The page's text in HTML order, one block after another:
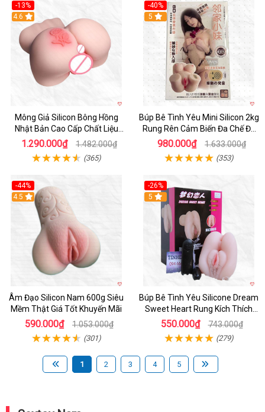
-13%
4.6
Mông Giả Silicon Bông Hồng
Nhật Bản Cao Cấp Chất Liệu
Mềm Mại
1.290.000₫ 1.482.000₫
(365)
-40%
5
Búp Bê Tình Yêu Mini Silicon 2kg
Rung Rên Cảm Biến Đa Chế Độ
Sành Điệu
980.000₫ 1.633.000₫
(353)
-44%
4.5
Âm Đạo Silicon Nam 600g Siêu
Mềm Thật Giá Tốt Khuyến Mãi
590.000₫ 1.053.000₫
(301)
-26%
Hot
5
Búp Bê Tình Yêu Silicone Dream
Sweet Heart Rung Kích Thích
Mua
550.000₫ 743.000₫
(279)
1 2 3 4 5